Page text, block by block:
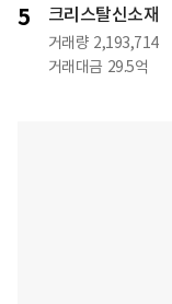
5 크리스탈신소재
거래량 2,193,714
거래대금 29.5억